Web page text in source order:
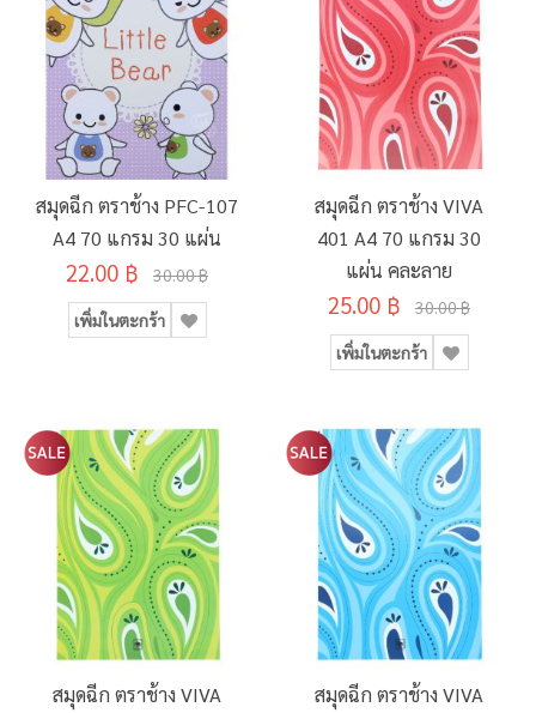
สมุดฉีก ตราช้าง PFC-107
A4 70 แกรม 30 แผ่น
22.00 ฿ 30.00 ฿
เพิ่มในตะกร้า
สมุดฉีก ตราช้าง VIVA
401 A4 70 แกรม 30
แผ่น คละลาย
25.00 ฿ 30.00 ฿
เพิ่มในตะกร้า
สมุดฉีก ตราช้าง VIVA
สมุดฉีก ตราช้าง VIVA